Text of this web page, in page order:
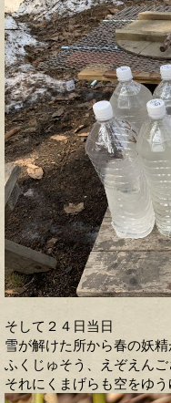
そして２４日当日
雪が解けた所から春の妖
ふくじゅそう、えぞえん
それにくまげらも空をゆう